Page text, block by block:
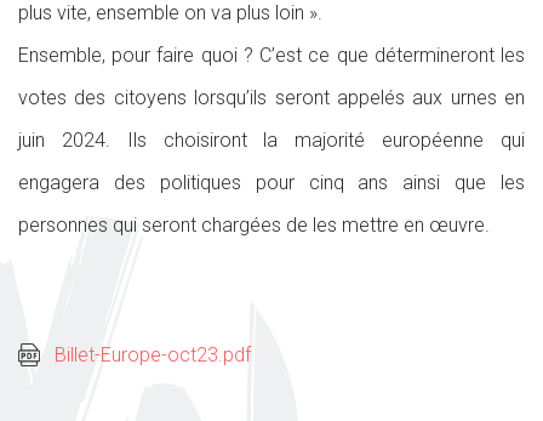
plus vite, ensemble on va plus loin ».
Ensemble, pour faire quoi ? C’est ce que détermineront les
votes des citoyens lorsqu’ils seront appelés aux urnes en
juin 2024. Ils choisiront la majorité européenne qui
engagera des politiques pour cinq ans ainsi que les
personnes qui seront chargées de les mettre en œuvre.
Billet-Europe-oct23.pdf